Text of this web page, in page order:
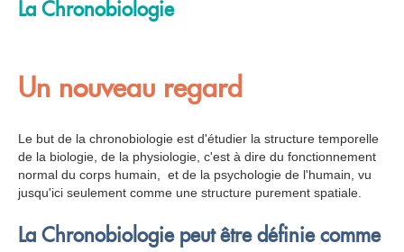
La Chronobiologie
Un nouveau regard
Le but de la chronobiologie est d'étudier la structure temporelle
de la biologie, de la physiologie, c'est à dire du fonctionnement
normal du corps humain, et de la psychologie de l'humain, vu
jusqu'ici seulement comme une structure purement spatiale.
La Chronobiologie peut être définie comme